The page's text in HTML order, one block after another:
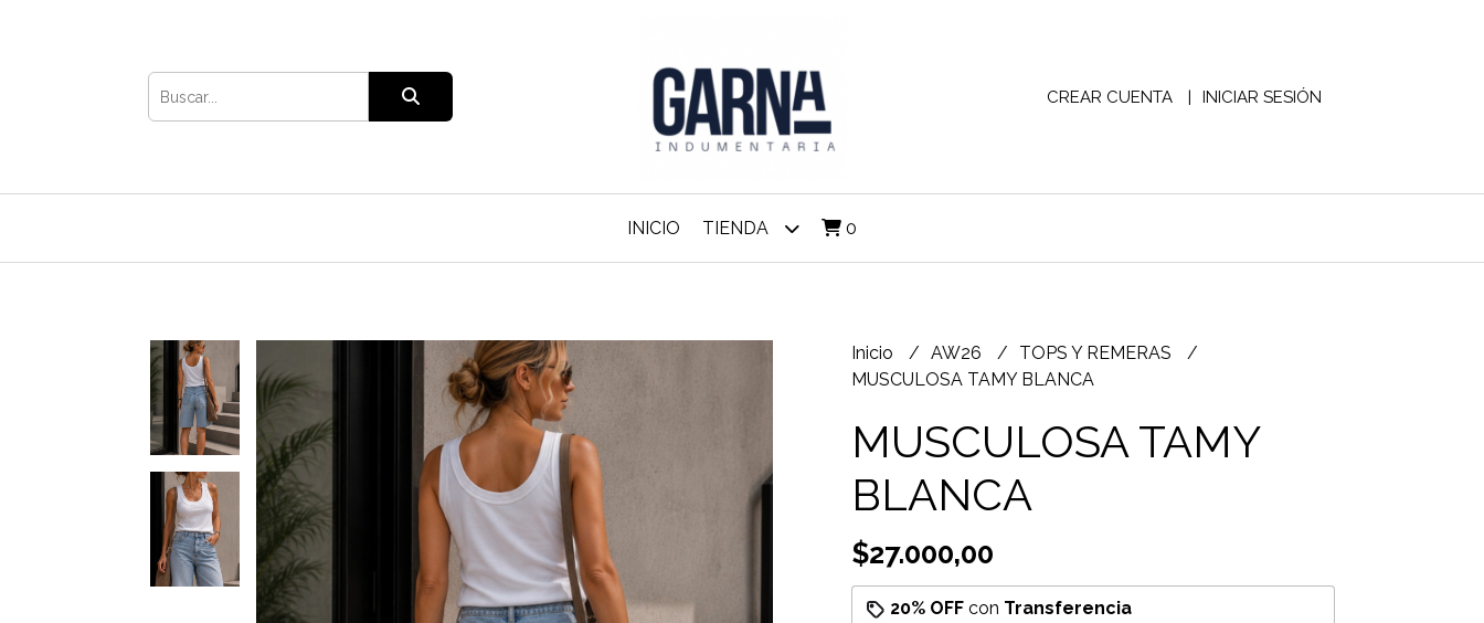
CREAR CUENTA INICIAR SESIÓN
INICIO TIENDA 0
Inicio AW26
TOPS Y REMERAS
MUSCULOSA TAMY BLANCA
MUSCULOSA TAMY
BLANCA
$27.000,00
20% OFFcon Transferencia